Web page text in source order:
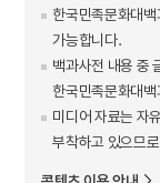
한국민족문화대
가능합니다.
백과사전 내용 중
한국민족문화대
미디어 자료는 자
부착하고 있으므